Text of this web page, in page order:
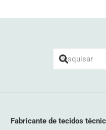
Fabricante de tecidos